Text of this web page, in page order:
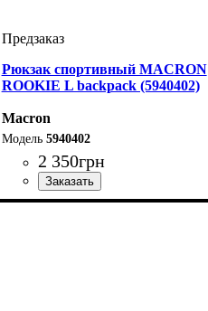
Рюкзак спортивный MACRON
ROOKIE L backpack (5940402)
Macron
5940402
2 350грн
Пол: Унисекс
Производитель: Macron
Цвет: Красный